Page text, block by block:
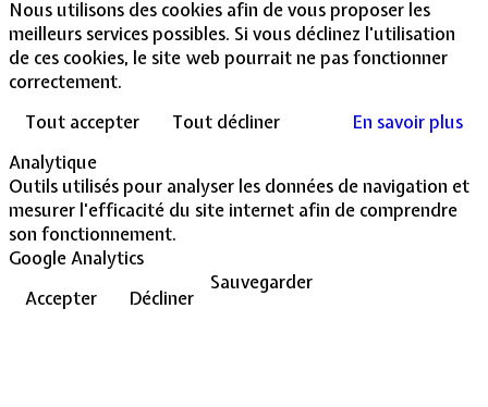
Nous utilisons des cookies afin de vous proposer les
meilleurs services possibles. Si vous déclinez l'utilisation
de ces cookies, le site web pourrait ne pas fonctionner
correctement.
Tout accepter
Tout décliner
En savoir plus
Analytique
Outils utilisés pour analyser les données de navigation et
mesurer l'efficacité du site internet afin de comprendre
son fonctionnement.
Google Analytics
Accepter
Décliner
Sauvegarder